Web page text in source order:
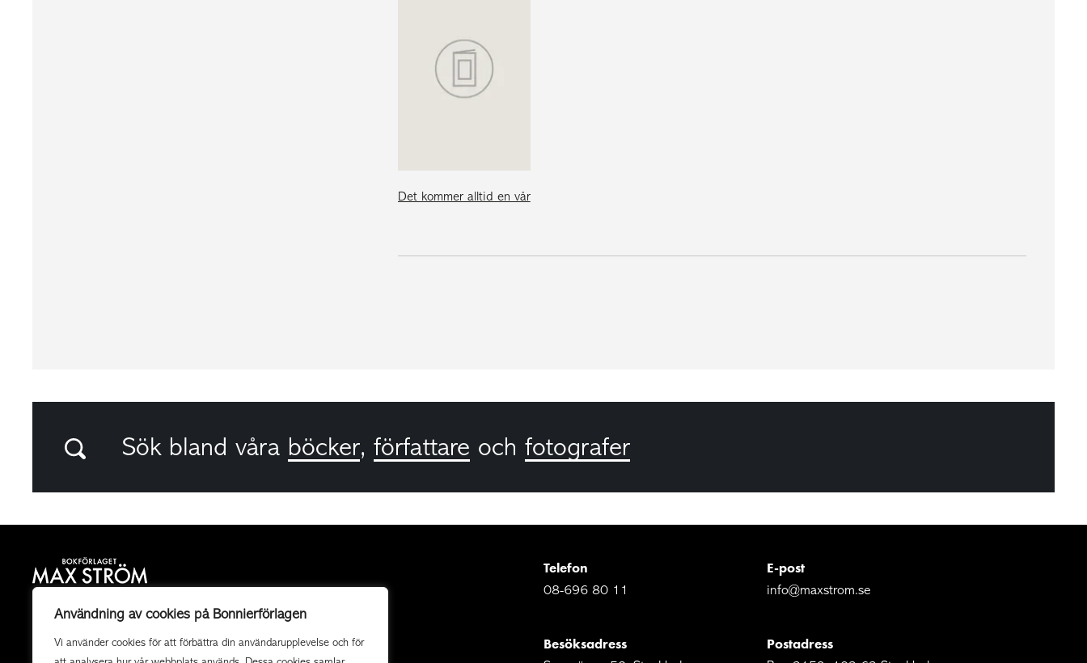
Användning av cookies på Bonnierförlagen
Vi använder cookies för att förbättra din användarupplevelse och för
Det kommer alltid en vår
Sök bland våra böcker, författare och fotografer
Bokförlaget Max Ström är ett allmänutgivande
utgivare av illustrerade böcker. Vi producerar också
Telefon
08-696 80 11
E-post
info@maxstrom.se
Besöksadress Postadress